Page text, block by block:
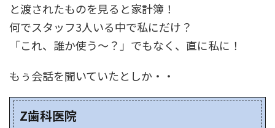
と渡されたものを見ると家計簿！
何でスタッフ3人いる中で私にだけ？
「これ、誰か使う～？」でもなく、直に私に！
もぅ会話を聞いていたとしか・・
Z歯科医院